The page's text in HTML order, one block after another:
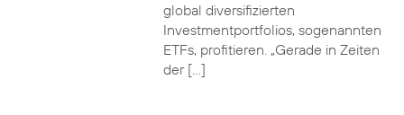
global diversifizierten
Investmentportfolios, sogenannten
ETFs, profitieren. „Gerade in Zeiten
der […]